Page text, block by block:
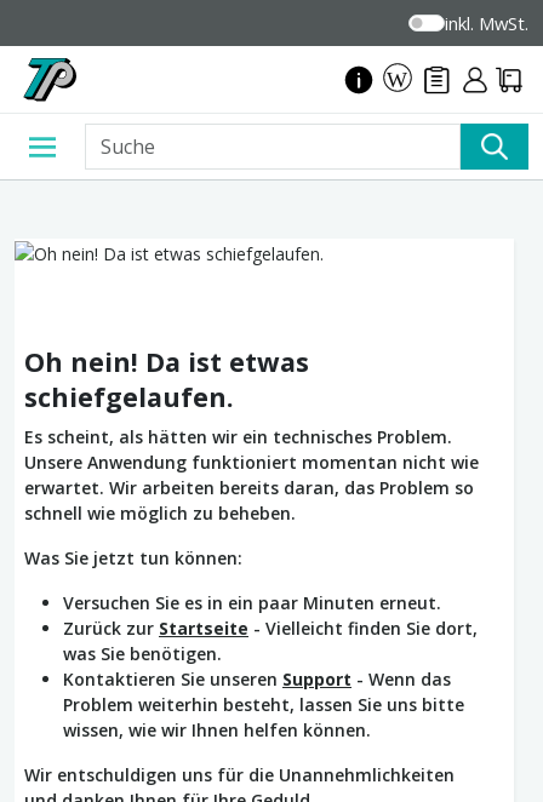
inkl. MwSt.
Oh nein! Da ist etwas
schiefgelaufen.
Es scheint, als hätten wir ein technisches Problem.
Unsere Anwendung funktioniert momentan nicht wie
erwartet. Wir arbeiten bereits daran, das Problem so
schnell wie möglich zu beheben.
Was Sie jetzt tun können:
Versuchen Sie es in ein paar Minuten erneut.
Zurück zur Startseite - Vielleicht finden Sie dort,
was Sie benötigen.
Kontaktieren Sie unseren Support - Wenn das
Problem weiterhin besteht, lassen Sie uns bitte
wissen, wie wir Ihnen helfen können.
Wir entschuldigen uns für die Unannehmlichkeiten